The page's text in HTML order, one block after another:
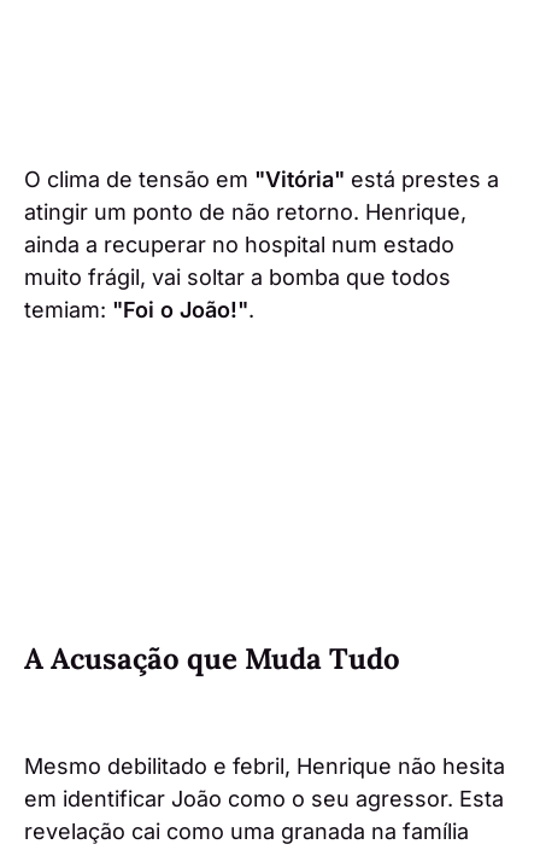
O clima de tensão em "Vitória" está prestes a
atingir um ponto de não retorno. Henrique,
ainda a recuperar no hospital num estado
muito frágil, vai soltar a bomba que todos
temiam: "Foi o João!".
A Acusação que Muda Tudo
Mesmo debilitado e febril, Henrique não hesita
em identificar João como o seu agressor. Esta
revelação cai como uma granada na família